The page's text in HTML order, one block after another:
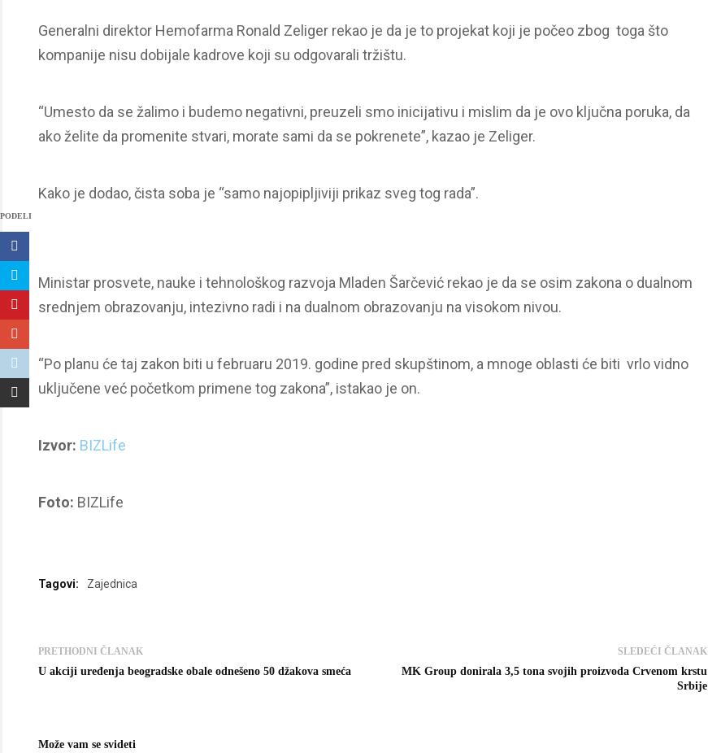
PODELI
Generalni direktor Hemofarma Ronald Zeliger rekao je da je to projekat koji je počeo zbog toga što
kompanije nisu dobijale kadrove koji su odgovarali tržištu.
“Umesto da se žalimo i budemo negativni, preuzeli smo inicijativu i mislim da je ovo ključna poruka, da
ako želite da promenite stvari, morate sami da se pokrenete”, kazao je Zeliger.
Kako je dodao, čista soba je “samo najopipljiviji prikaz sveg tog rada”.
Ministar prosvete, nauke i tehnološkog razvoja Mladen Šarčević rekao je da se osim zakona o dualnom
srednjem obrazovanju, intezivno radi i na dualnom obrazovanju na visokom nivou.
“Po planu će taj zakon biti u februaru 2019. godine pred skupštinom, a mnoge oblasti će biti vrlo vidno
uključene već početkom primene tog zakona”, istakao je on.
Izvor: BIZLife
Foto: BIZLife
Tagovi: Zajednica
PRETHODNI ČLANAK
U akciji uređenja beogradske obale odnešeno 50 džakova smeća
SLEDEĆI ČLANAK
MK Group donirala 3,5 tona svojih proizvoda Crvenom krstu
Srbije
Može vam se svideti